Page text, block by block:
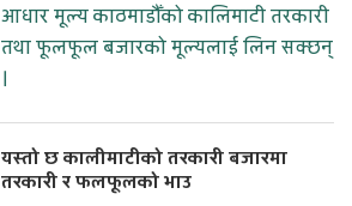
आधार मूल्य काठमाडौँको कालिमाटी तरकारी
तथा फूलफूल बजारको मूल्यलाई लिन सक्छन्
।
यस्तो छ कालीमाटीको तरकारी बजारमा
तरकारी र फलफूलको भाउ